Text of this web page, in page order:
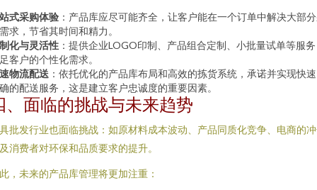
式采购体验 ：产品库应尽可能齐全，让客户能在一个订单中解决大部
求，节省其时间和精力。
化与灵活性 ：提供企业LOGO印制、产品组合定制、小批量试单等服
客户的个性化需求。
物流配送 ：依托优化的产品库布局和高效的拣货系统，承诺并实现快
的配送服务，这是建立客户忠诚度的重要因素。
、面临的挑战与未来趋势
批发行业也面临挑战：如原材料成本波动、产品同质化竞争、电商的
消费者对环保和品质要求的提升。
，未来的产品库管理将更加注重：